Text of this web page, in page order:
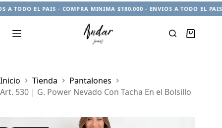
EL PAIS - COMPRA MINIMA $180.000 - ENVIOS A TODO EL PAIS -
Carro
Inicio
Tienda
Pantalones
Art. 530 | G. Power Nevado Con Tacha En el Bolsillo